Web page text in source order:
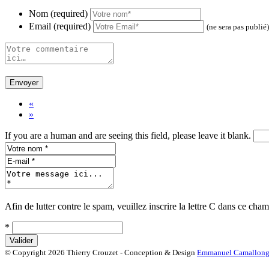
Nom (required)
Email (required)
(ne sera pas publié)
«
»
If you are a human and are seeing this field, please leave it blank.
Afin de lutter contre le spam, veuillez inscrire la lettre C dans ce
*
© Copyright 2026 Thierry Crouzet - Conception & Design Emmanuel